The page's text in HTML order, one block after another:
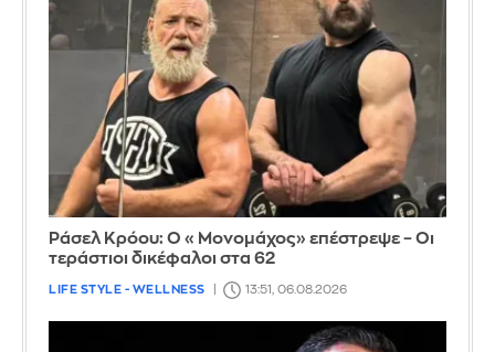
Ράσελ Κρόου: Ο «Μονομάχος» επέστρεψε – Οι
τεράστιοι δικέφαλοι στα 62
LIFE STYLE - WELLNESS 13:51, 06.08.2026